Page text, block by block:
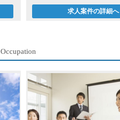
求人案件の詳細へ
Occupation